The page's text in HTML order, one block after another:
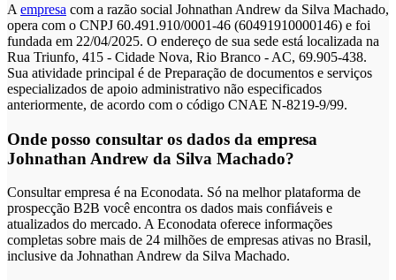
A empresa com a razão social Johnathan Andrew da Silva Machado,
opera com o CNPJ 60.491.910/0001-46 (60491910000146) e foi
fundada em 22/04/2025. O endereço de sua sede está localizada na
Rua Triunfo, 415 - Cidade Nova, Rio Branco - AC, 69.905-438.
Sua atividade principal é de Preparação de documentos e serviços
especializados de apoio administrativo não especificados
anteriormente, de acordo com o código CNAE N-8219-9/99.
Onde posso consultar os dados da empresa
Johnathan Andrew da Silva Machado?
Consultar empresa é na Econodata. Só na melhor plataforma de
prospecção B2B você encontra os dados mais confiáveis e
atualizados do mercado. A Econodata oferece informações
completas sobre mais de 24 milhões de empresas ativas no Brasil,
inclusive da Johnathan Andrew da Silva Machado.